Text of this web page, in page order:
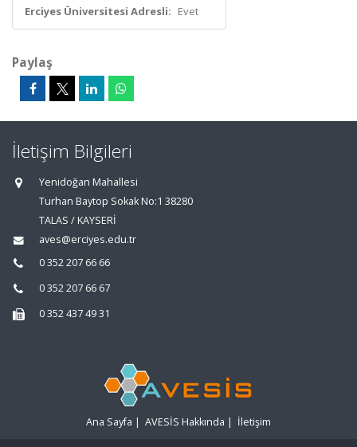
Erciyes Üniversitesi Adresli: Evet
Paylaş
İletişim Bilgileri
Yenidoğan Mahallesi
Turhan Baytop Sokak No:1 38280
TALAS / KAYSERİ
aves@erciyes.edu.tr
0 352 207 66 66
0 352 207 66 67
0 352 437 49 31
Ana Sayfa | AVESİS Hakkında | İletişim